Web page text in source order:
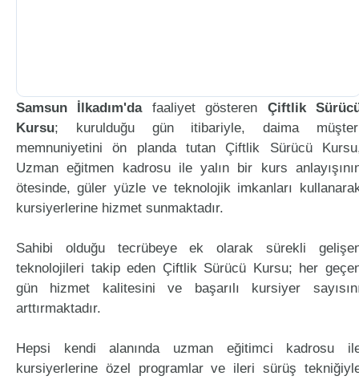
Samsun İlkadım'dafaaliyet gösteren Çiftlik
Kursu; kurulduğu gün itibariyle, daima
memnuniyetini ön planda tutan Çiftlik Sürücü
Uzman eğitmen kadrosu ile yalın bir kurs
ötesinde, güler yüzle ve teknolojik imkanları
kursiyerlerine hizmet sunmaktadır.
Sahibi olduğu tecrübeye ek olarak sürekli
teknolojileri takip eden Çiftlik Sürücü Kursu; her
gün hizmet kalitesini ve başarılı kursiyer
arttırmaktadır.
Hepsi kendi alanında uzman eğitimci kadrosu
kursiyerlerine özel programlar ve ileri sürüş